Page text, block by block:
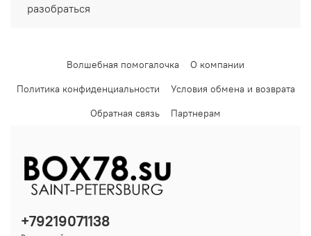
разобраться
Волшебная помогалочка
О компании
Политика конфиденциальности
Условия обмена и возврата
Обратная связь
Партнерам
+79219071138